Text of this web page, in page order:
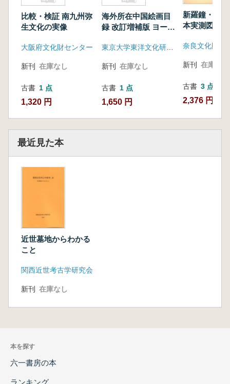
比較・検証 南九州弥
生文化の実像
大阪府文化財センター
新刊 在庫なし
古書 1 点
1,320 円
海外所在中国絵画目
録 改訂増補版 ヨーロ
新刊 在庫なし
古書 1 点
1,650 円
新羅鐘・高
本実測図集成
新刊 在庫なし
古書 3 点
2,376 円~
最近見た本
近世墓地からわかる
こと
関西近世考古学研究会
新刊 在庫なし
本を探す
六一書房の本